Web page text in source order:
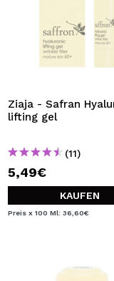
Ziaja - Safran
lifting gel
(11)
5,49€
KAUFEN
Preis x 100 Ml: 36,60€